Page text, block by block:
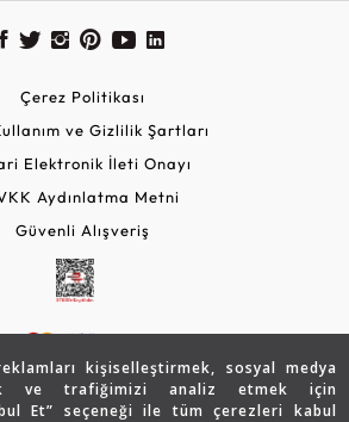
kişiselleştirmek, sosyal medya
ve trafiğimizi analiz etmek için
Et” seçeneği ile tüm çerezleri kabul
Çerez Politikası
ve Gizlilik Şartları
Elektronik İleti Onayı
Aydınlatma Metni
Güvenli Alışveriş